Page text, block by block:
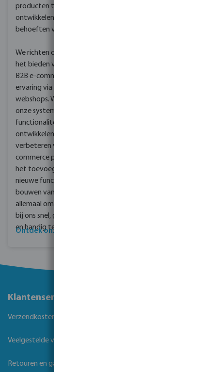
producten te
ontwikkelen die aan hun
behoeften voldoen.
We richten ons ook op
het bieden van de beste
B2B e-commerce
ervaring via onze
webshops. We blijven
onze systemen en
functionaliteiten
ontwikkelen, van het
verbeteren van ons e-
commerce platform en
het toevoegen van
nieuwe functies tot het
bouwen van online tools,
allemaal om het winkelen
bij ons snel, gemakkelijk
en handig te maken.
Ontdek onze projecten
Klantenservice
Verzendkosten
Veelgestelde vragen
Retouren en garantie